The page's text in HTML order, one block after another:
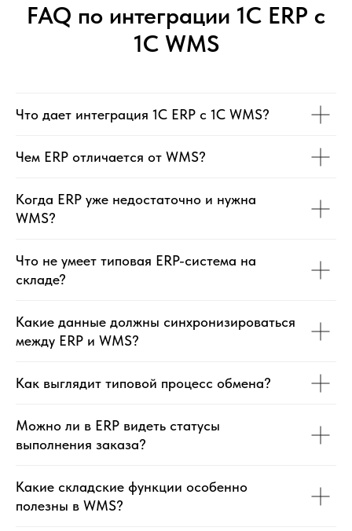
FAQ по интеграции 1С ERP с
1С WMS
Что дает интеграция 1С ERP с 1С WMS?
Чем ERP отличается от WMS?
Когда ERP уже недостаточно и нужна
WMS?
Что не умеет типовая ERP-система на
складе?
Какие данные должны синхронизироваться
между ERP и WMS?
Как выглядит типовой процесс обмена?
Можно ли в ERP видеть статусы
выполнения заказа?
Какие складские функции особенно
полезны в WMS?